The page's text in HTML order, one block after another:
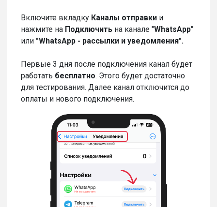
Включите вкладку Каналы отправки и
нажмите на Подключить на канале "WhatsApp"
или "WhatsApp - рассылки и уведомления".
Первые 3 дня после подключения канал будет
работать бесплатно. Этого будет достаточно
для тестирования. Далее канал отключится до
оплаты и нового подключения.